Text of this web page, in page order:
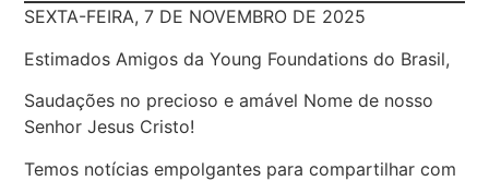
SEXTA-FEIRA, 7 DE NOVEMBRO DE 2025
Estimados Amigos da Young Foundations do Brasil,
Saudações no precioso e amável Nome de nosso
Senhor Jesus Cristo!
Temos notícias empolgantes para compartilhar com